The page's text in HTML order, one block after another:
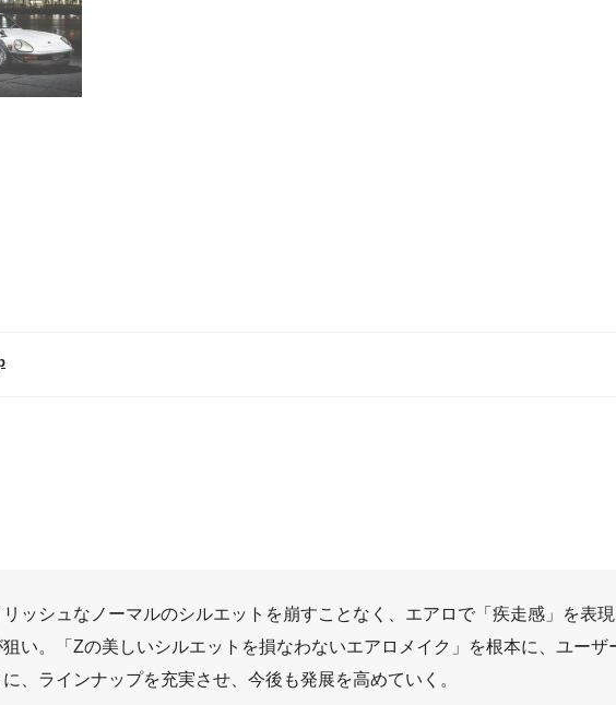
ッシュなノーマルのシルエットを崩すことなく、エアロで「疾走感」を表現
い。「Zの美しいシルエットを損なわないエアロメイク」を根本に、ユーザ
、ラインナップを充実させ、今後も発展を高めていく。